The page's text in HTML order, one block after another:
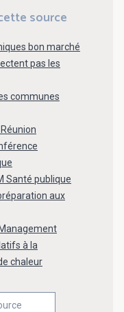
source
bon marché
pas les
communes
Santé publique
aux
à la
chaleur